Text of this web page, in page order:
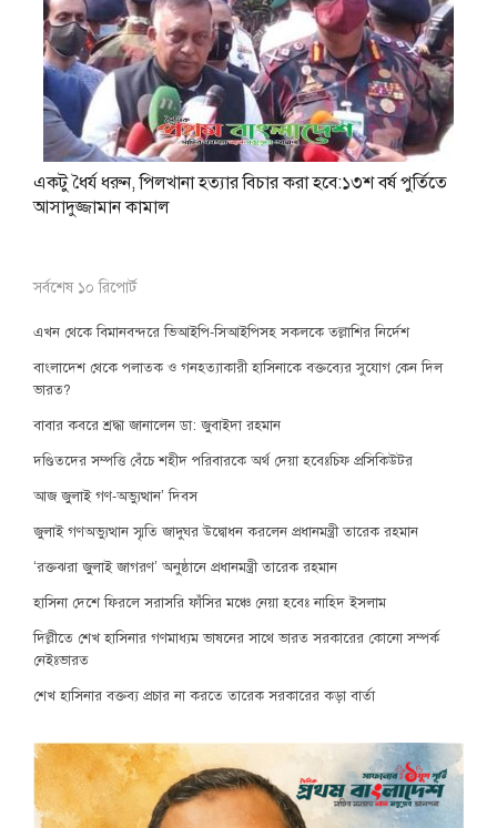
একটু ধৈর্য ধরুন, পিলখানা হত্যার বিচার করা হবে:১৩শ বর্ষ পুর্তিতে
আসাদুজ্জামান কামাল
সর্বশেষ ১০ রিপোর্ট
এখন থেকে বিমানবন্দরে ভিআইপি-সিআইপিসহ সকলকে তল্লাশির নির্দেশ
বাংলাদেশ থেকে পলাতক ও গনহত্যাকারী হাসিনাকে বক্তব্যের সুযোগ কেন দিল
ভারত?
বাবার কবরে শ্রদ্ধা জানালেন ডা: জুবাইদা রহমান
দণ্ডিতদের সম্পত্তি বেঁচে শহীদ পরিবারকে অর্থ দেয়া হবেঃচিফ প্রসিকিউটর
আজ জুলাই গণ-অভ্যুত্থান’ দিবস
জুলাই গণঅভ্যুত্থান স্মৃতি জাদুঘর উদ্বোধন করলেন প্রধানমন্ত্রী তারেক রহমান
‘রক্তঝরা জুলাই জাগরণ’ অনুষ্ঠানে প্রধানমন্ত্রী তারেক রহমান
হাসিনা দেশে ফিরলে সরাসরি ফাঁসির মঞ্চে নেয়া হবেঃ নাহিদ ইসলাম
দিল্লীতে শেখ হাসিনার গণমাধ্যম ভাষনের সাথে ভারত সরকারের কোনো সম্পর্ক
নেইঃভারত
শেখ হাসিনার বক্তব্য প্রচার না করতে তারেক সরকারের কড়া বার্তা